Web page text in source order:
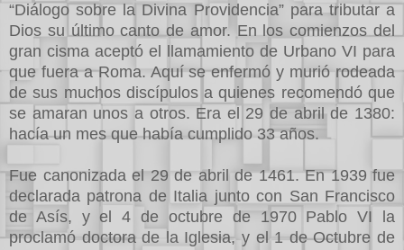
“Diálogo sobre la Divina Providencia” para tributar a
Dios su último canto de amor. En los comienzos del
gran cisma aceptó el llamamiento de Urbano VI para
que fuera a Roma. Aquí se enfermó y murió rodeada
de sus muchos discípulos a quienes recomendó que
se amaran unos a otros. Era el 29 de abril de 1380:
hacía un mes que había cumplido 33 años.
Fue canonizada el 29 de abril de 1461. En 1939 fue
declarada patrona de Italia junto con San Francisco
de Asís, y el 4 de octubre de 1970 Pablo VI la
proclamó doctora de la Iglesia, y el 1 de Octubre de